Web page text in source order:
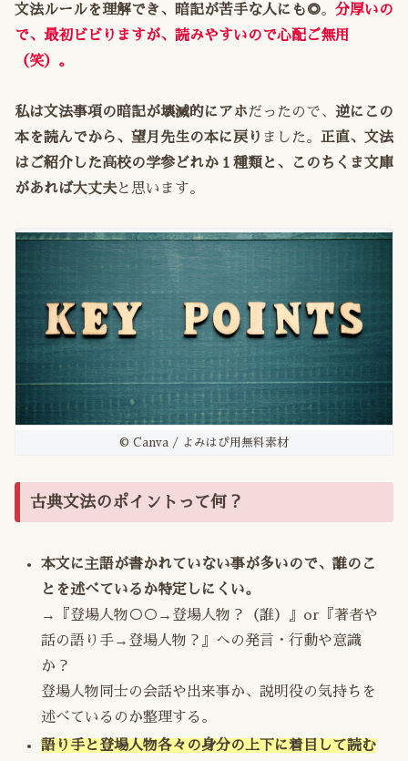
文法ルールを理解でき、暗記が苦手な人にも◎。 分厚いの
で、最初ビビりますが、読みやすいので心配ご無用
（笑）。
私は文法事項の暗記が壊滅的にアホだったので、 逆にこの
本を読んでから、望月先生の本に戻り ました。 正直、文法
はご紹介した高校の学参どれか１種類と、このちくま文庫
があれば大丈夫と思います。
© Canva / よみはぴ用無料素材
古典文法のポイントって何？
本文に主語が書かれていない事が多いので、誰のこ
とを述べているか特定しにくい。
→『登場人物○○→登場人物？（誰）』or『著者や
話の語り手→登場人物？』への発言・行動や意識
か？
登場人物同士の会話や出来事か、説明役の気持ちを
述べているのか整理する。
語り手と登場人物各々の身分の上下に着目して読む